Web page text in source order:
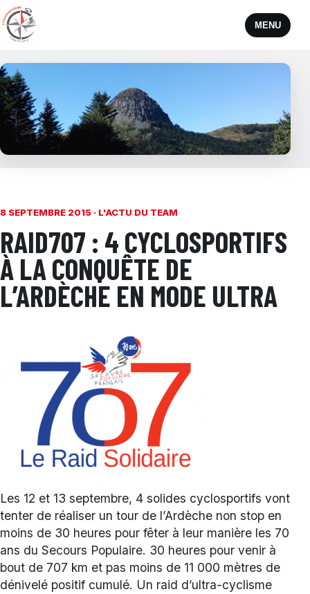
MENU
8 SEPTEMBRE 2015 · L'ACTU DU TEAM
RAID707 : 4 CYCLOSPORTIFS
À LA CONQUÊTE DE
L’ARDÈCHE EN MODE ULTRA
Les 12 et 13 septembre, 4 solides cyclosportifs vont
tenter de réaliser un tour de l’Ardèche non stop en
moins de 30 heures pour fêter à leur manière les 70
ans du Secours Populaire. 30 heures pour venir à
bout de 707 km et pas moins de 11 000 mètres de
dénivelé positif cumulé. Un raid d’ultra-cyclisme